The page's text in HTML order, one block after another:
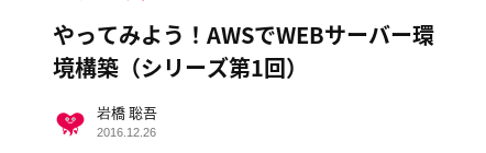
やってみよう！AWSでWEBサーバー環
境構築（シリーズ第1回）
岩橋 聡吾
2016.12.26